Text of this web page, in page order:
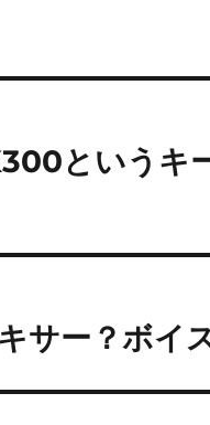
というキ
サー？ボイ